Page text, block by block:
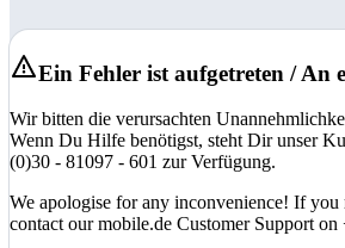
Ein Fehler ist aufgetreten / An
Wir bitten die verursachten
Wenn Du Hilfe benötigst, steht Dir unser
(0)30 - 81097 - 601 zur Verfügung.
We apologise for any inconvenience! If you
contact our mobile.de Customer Support